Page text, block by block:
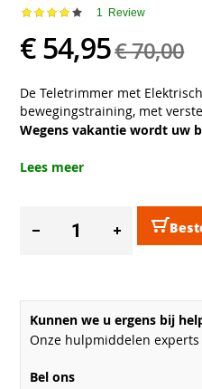
Waardering: 1 Review
€ 54,95€ 70,00
De Teletrimmer met
bewegingstraining, met
Wegens vakantie wordt uw
Lees meer
Kunnen we u ergens bij
Onze hulpmiddelen
Bel ons